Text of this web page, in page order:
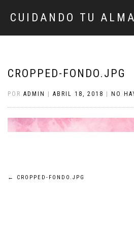
CUIDANDO TU ALMA
CROPPED-FONDO.JPG
POR ADMIN ABRIL 18, 2018 NO
Navegación
← CROPPED-FONDO.JPG